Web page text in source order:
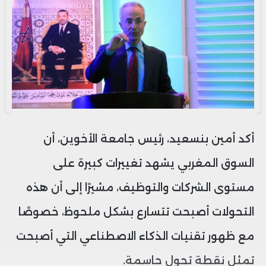
أكد أمين بنسعيد، رئيس جامعة الأخوين، أن
السوق المغربي يشهد تغييرات كبيرة على
مستوى الشركات والتوظيف، مشيرًا إلى أن هذه
التحولات أصبحت تتسارع بشكل ملحوظ، خصوصًا
مع ظهور تقنيات الذكاء الاصطناعي التي أصبحت
تمثل نقطة تحول حاسمة.